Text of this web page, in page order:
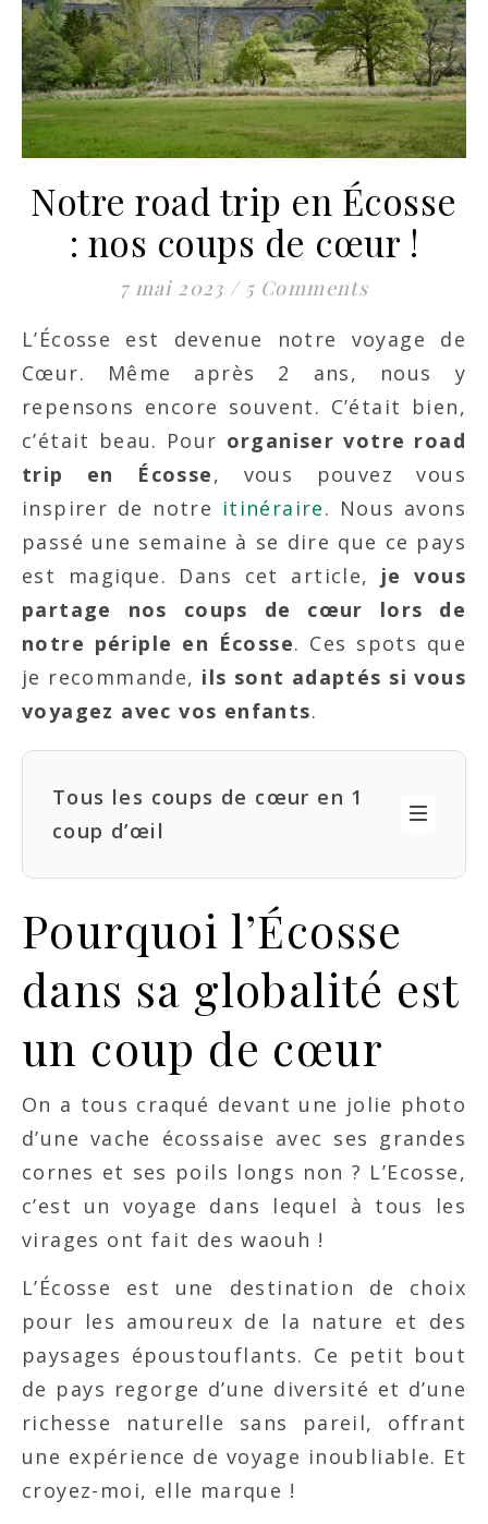
Notre road trip en Écosse
: nos coups de cœur !
7 mai 2023 / 5 Comments
L’Écosse est devenue notre voyage de
Cœur. Même après 2 ans, nous y
repensons encore souvent. C’était bien,
c’était beau. Pour organiser votre road
trip en Écosse, vous pouvez vous
inspirer de notre itinéraire. Nous avons
passé une semaine à se dire que ce pays
est magique. Dans cet article, je vous
partage nos coups de cœur lors de
notre périple en Écosse. Ces spots que
je recommande, ils sont adaptés si vous
voyagez avec vos enfants.
Tous les coups de cœur en 1
coup d’œil
Pourquoi l’Écosse
dans sa globalité est
un coup de cœur
On a tous craqué devant une jolie photo
d’une vache écossaise avec ses grandes
cornes et ses poils longs non ? L’Ecosse,
c’est un voyage dans lequel à tous les
virages ont fait des waouh !
L’Écosse est une destination de choix
pour les amoureux de la nature et des
paysages époustouflants. Ce petit bout
de pays regorge d’une diversité et d’une
richesse naturelle sans pareil, offrant
une expérience de voyage inoubliable. Et
croyez-moi, elle marque !